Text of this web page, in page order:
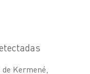
Kermené,